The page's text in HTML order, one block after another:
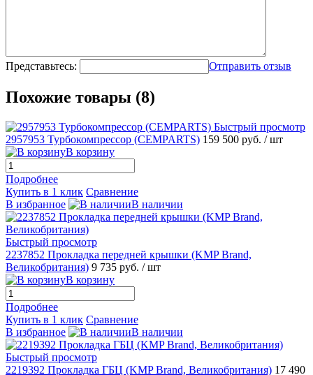
Представьтесь: Отправить отзыв
Похожие товары (8)
Быстрый просмотр
2957953 Турбокомпрессор (CEMPARTS) 159 500 руб. / шт
В корзину
Подробнее
Купить в 1 клик Сравнение
В избранное
В наличии
Быстрый просмотр
2237852 Прокладка передней крышки (KMP Brand,
Великобритания) 9 735 руб. / шт
В корзину
Подробнее
Купить в 1 клик Сравнение
В избранное
В наличии
Быстрый просмотр
2219392 Прокладка ГБЦ (KMP Brand, Великобритания) 17 490